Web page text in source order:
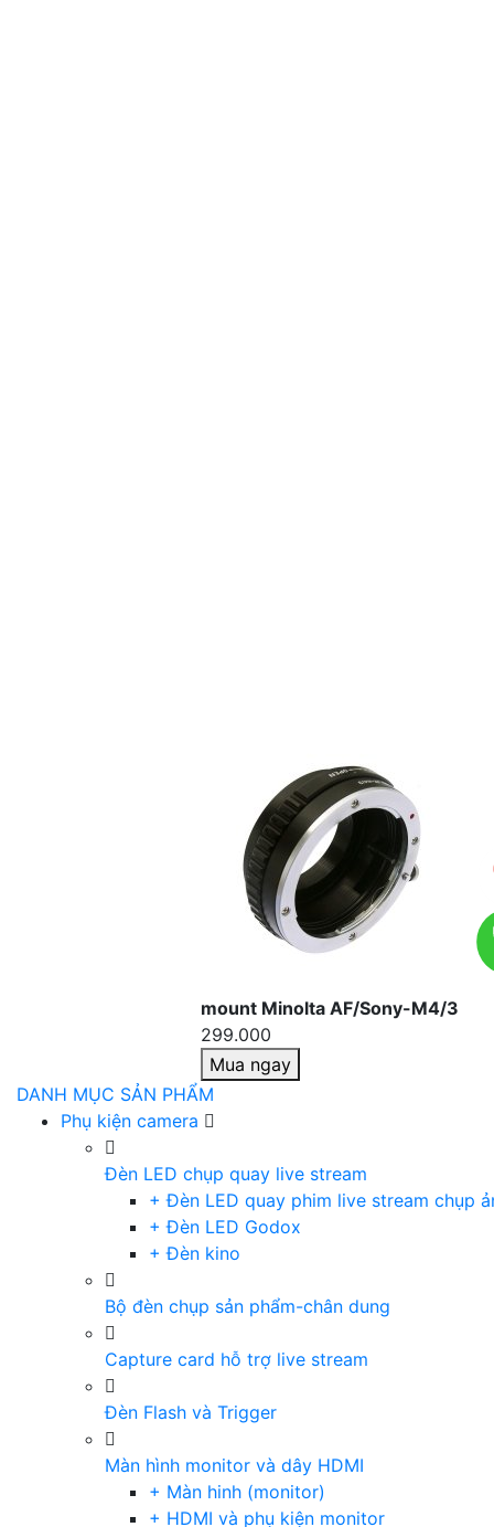
mount Minolta AF/Sony-M4/3
299.000
Mua ngay
DANH MỤC SẢN PHẨM
Phụ kiện camera
Đèn LED chụp quay live stream
+ Đèn LED quay phim live stream chụp
+ Đèn LED Godox
+ Đèn kino
Bộ đèn chụp sản phẩm-chân dung
Capture card hỗ trợ live stream
Đèn Flash và Trigger
Màn hình monitor và dây HDMI
+ Màn hinh (monitor)
+ HDMI và phụ kiện monitor